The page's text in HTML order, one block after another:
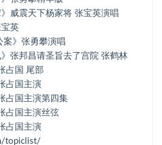
河北丝弦《杨继业归宋》威震天下杨家将 张宝英演唱
河北丝弦《忠保国 刘公案》张勇攀演唱
河北丝弦《宗泽与岳飞》张邦昌请圣旨去了宫院 张鹤林
河北丝弦剧院 白罗衫 张占国主演
威震天下杨家将 张宝英演唱
英
案》张勇攀演唱
张邦昌请圣旨去了宫院 张鹤林
占国 尾部
占国主演
占国主演第四集
占国主演丝弦
占国主演
topiclist/